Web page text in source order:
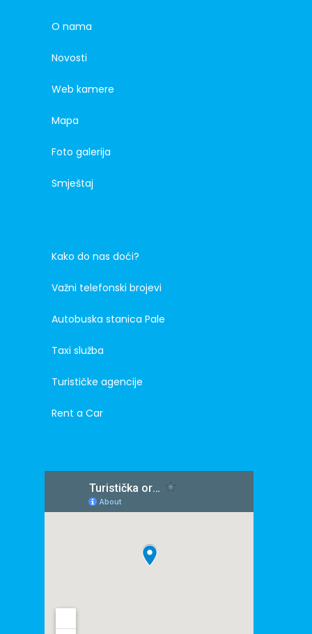
O nama
Novosti
Web kamere
Mapa
Foto galerija
Smještaj
Kako do nas doći?
Važni telefonski brojevi
Autobuska stanica Pale
Taxi služba
Turističke agencije
Rent a Car